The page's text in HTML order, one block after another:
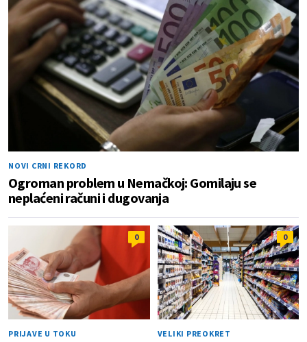
NOVI CRNI REKORD
Ogroman problem u Nemačkoj: Gomilaju se
neplaćeni računi i dugovanja
0
PRIJAVE U TOKU
0
VELIKI PREOKRET